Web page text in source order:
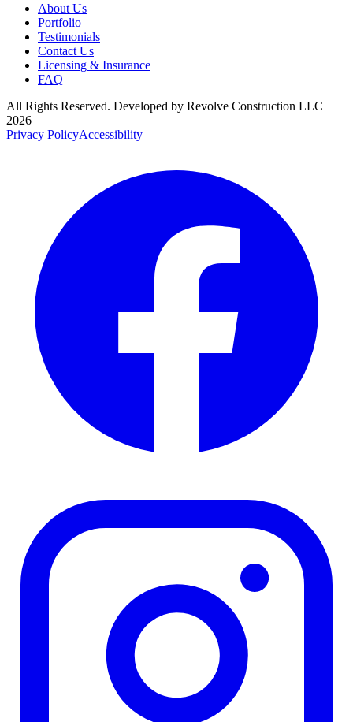
About Us
Portfolio
Testimonials
Contact Us
Licensing & Insurance
FAQ
All Rights Reserved. Developed by Revolve Construction LLC
2026
Privacy PolicyAccessibility